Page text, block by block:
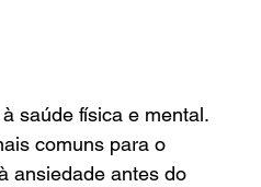
saúde física e mental.
comuns para o
ansiedade antes do